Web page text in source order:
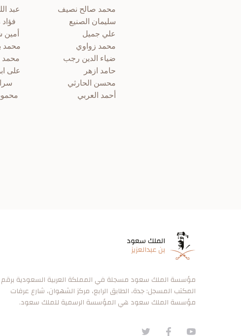
محمد صالح نصيف عبد
سليمان الصنيع
علي جميل أمين
محمد زواوي محمد
ضياء الدين رجب محمد
حامد ازهر على ابو
محسن الحارثي
أحمد العربي
مؤسسة الملك سعود مسجلة في المملكة العربية السعودية برقم ٧٤٩٣٤٦٠
المكتب المسجل: جدة، الطابق الرابع، مركز الشهوان، شارع عرفات
مؤسسة الملك سعود هي المؤسسة الرسمية للملك سعود.